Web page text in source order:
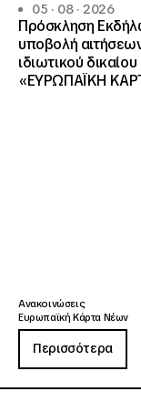
05 · 08 · 2026
Πρόσκληση
υποβολή
ιδιωτικού
«ΕΥΡΩΠΑΪΚΗ
Ανακοινώσεις
Ευρωπαϊκή Κάρτα Νέων
Περισσότερα